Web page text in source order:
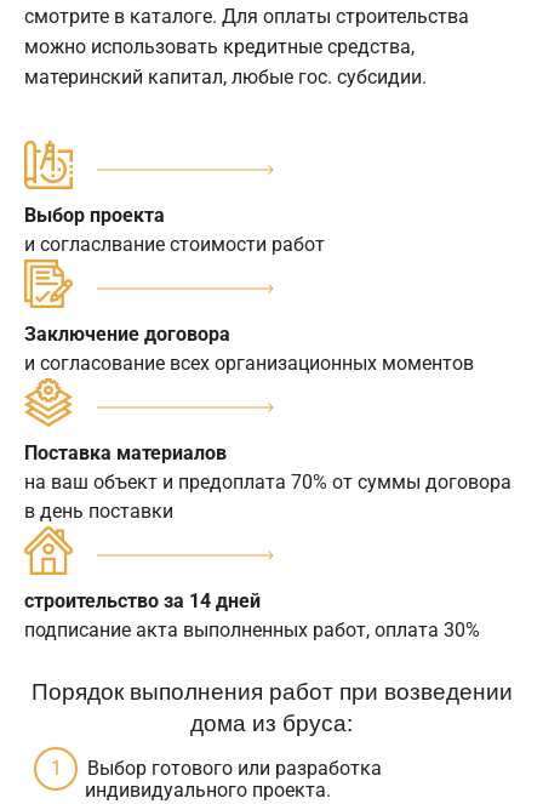
смотрите в каталоге. Для оплаты строительства
можно использовать кредитные средства,
материнский капитал, любые гос. субсидии.
Выбор проекта
и согласлвание стоимости работ
Заключение договора
и согласование всех организационных моментов
Поставка материалов
на ваш объект и предоплата 70% от суммы договора
в день поставки
строительство за 14 дней
подписание акта выполненных работ, оплата 30%
Порядок выполнения работ при возведении
дома из бруса:
Выбор готового или разработка
индивидуального проекта.